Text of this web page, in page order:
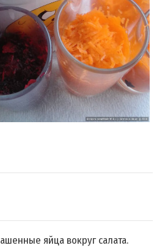
яйца вокруг салата.